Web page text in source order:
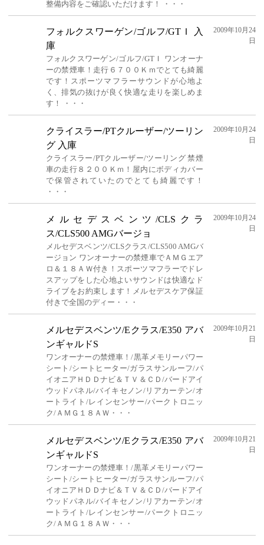
整備内容をご確認いただけます！ ・・・
フォルクスワーゲン/ゴルフ/GTＩ 入
庫
フォルクスワーゲン/ゴルフ/GTＩ ワンオーナ
ーの禁煙車！走行６７００Ｋｍでとても綺麗
です！スポーツマフラーサウンドが心地よ
く、排気の抜けが良く快適な走りを楽しめま
す！ ・・・
2009年10月24
日
クライスラー/PTクルーザー/ツーリン
グ 入庫
クライスラー/PTクルーザー/ツーリング 禁煙
車の走行８２００Ｋｍ！屋内にボディカバー
で保管されていたのでとても綺麗です！
・・・
2009年10月24
日
メルセデスベンツ/CLSクラ
ス/CLS500 AMGバージョ
メルセデスベンツ/CLSクラス/CLS500 AMGバ
ージョン ワンオーナーの禁煙車でＡＭＧエア
ロ＆１８ＡＷ付き！スポーツマフラーでドレ
スアップをした心地よいサウンドは快適なド
ライブをお約束します！メルセデスケア保証
付きで全国のディー・・・
2009年10月24
日
メルセデスベンツ/Eクラス/E350 アバ
ンギャルドS
ワンオーナーの禁煙車！/黒革メモリーパワー
シート/シートヒーター/ガラスサンルーフ/パ
イオニアＨＤＤナビ＆ＴＶ＆ＣＤ/バードアイ
ウッドパネル/バイキセノン/リアカーテン/オ
ートライト/レインセンサー/パークトロニッ
ク/ＡＭＧ１８ＡＷ・・・
2009年10月21
日
メルセデスベンツ/Eクラス/E350 アバ
ンギャルドS
ワンオーナーの禁煙車！/黒革メモリーパワー
シート/シートヒーター/ガラスサンルーフ/パ
イオニアＨＤＤナビ＆ＴＶ＆ＣＤ/バードアイ
ウッドパネル/バイキセノン/リアカーテン/オ
ートライト/レインセンサー/パークトロニッ
ク/ＡＭＧ１８ＡＷ・・・
2009年10月21
日